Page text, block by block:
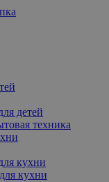
детей
техника
кухни
кухни